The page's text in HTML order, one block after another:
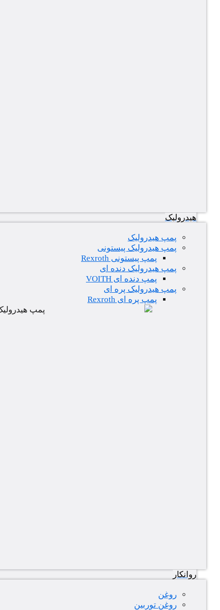
هیدرولیک
پمپ هیدرولیک
پمپ هیدرولیک پیستونی
پمپ پیستونی Rexroth
پمپ هیدرولیک دنده ای
پمپ دنده ای VOITH
پمپ هیدرولیک پره ای
پمپ پره ای Rexroth
روانکار
روغن
روغن توربین